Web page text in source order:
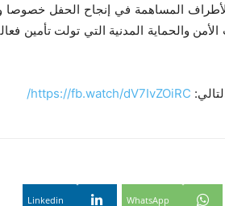
المساهمة في إنجاح الحفل خصوصا
والحماية المدنية التي تولت تأمين
https://fb.watch/dV7IvZOiRC/
WhatsApp
Linkedin